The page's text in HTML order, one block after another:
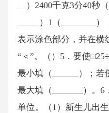
__）2400千克3分40秒
_____）1（________
表示涂色部分，并在横
“＜”。（）5．要使
最小填（______）；
最大填（_______）。
单位。（1）新生儿出生